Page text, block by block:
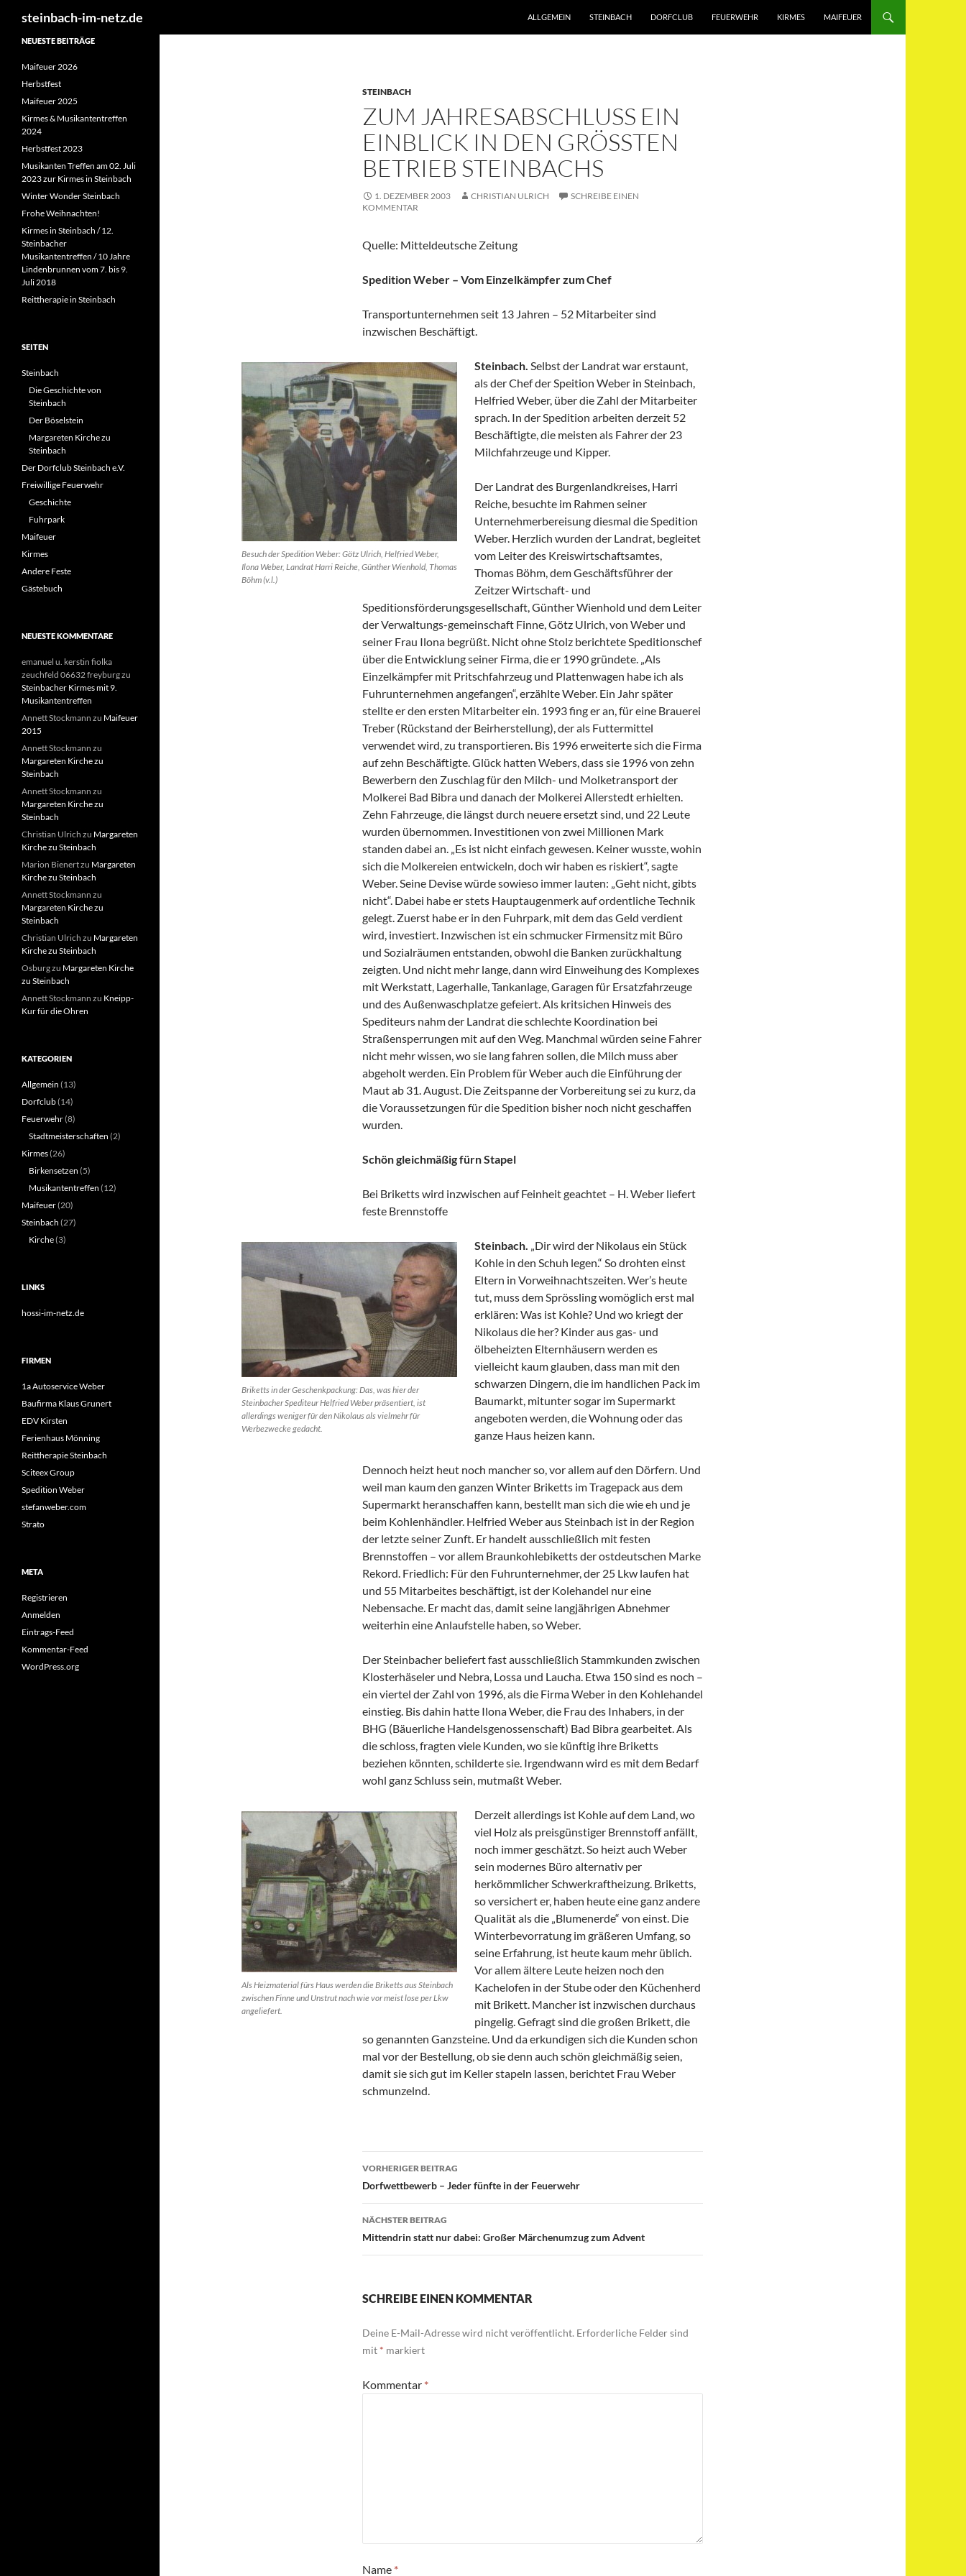
steinbach-im-netz.de
ALLGEMEIN
STEINBACH DORFCLUB FEUERWEHR KIRMES MAIFEUER
STEINBACH
ZUM JAHRESABSCHLUSS EIN E
INBLICK IN DEN GRÖSSTEN BE
TRIEB STEINBACHS
1. DEZEMBER 2003 CHRISTIAN ULRICH
SCHREIBE EINEN
KOMMENTAR
Quelle: Mitteldeutsche Zeitung
Spedition Weber – Vom Einzelkämpfer zum Chef
Transportunternehmen seit 13 Jahren – 52 Mitarbeiter sind
inzwischen Beschäftigt.
Besuch der Spedition Weber: Götz Ulrich, Helfried Weber,
Ilona Weber, Landrat Harri Reiche, Günther Wienhold, Thomas
Böhm (v.l.)
Steinbach. Selbst der Landrat war erstaunt,
als der Chef der Speition Weber in Steinbach,
Helfried Weber, über die Zahl der Mitarbeiter
sprach. In der Spedition arbeiten derzeit 52
Beschäftigte, die meisten als Fahrer der 23
Milchfahrzeuge und Kipper.
Der Landrat des Burgenlandkreises, Harri
Reiche, besuchte im Rahmen seiner
Unternehmerbereisung diesmal die Spedition
Weber. Herzlich wurden der Landrat, begleitet
vom Leiter des Kreiswirtschaftsamtes,
Thomas Böhm, dem Geschäftsführer der
Zeitzer Wirtschaft- und
Speditionsförderungsgesellschaft, Günther Wienhold und dem Leiter
der Verwaltungs-gemeinschaft Finne, Götz Ulrich, von Weber und
seiner Frau Ilona begrüßt. Nicht ohne Stolz berichtete Speditionschef
über die Entwicklung seiner Firma, die er 1990 gründete. „Als
Einzelkämpfer mit Pritschfahrzeug und Plattenwagen habe ich als
Fuhrunternehmen angefangen“, erzählte Weber. Ein Jahr später
stellte er den ersten Mitarbeiter ein. 1993 fing er an, für eine Brauerei
Treber (Rückstand der Beirherstellung), der als Futtermittel
verwendet wird, zu transportieren. Bis 1996 erweiterte sich die Firma
auf zehn Beschäftigte. Glück hatten Webers, dass sie 1996 von zehn
Bewerbern den Zuschlag für den Milch- und Molketransport der
Molkerei Bad Bibra und danach der Molkerei Allerstedt erhielten.
Zehn Fahrzeuge, die längst durch neuere ersetzt sind, und 22 Leute
wurden übernommen. Investitionen von zwei Millionen Mark
standen dabei an. „Es ist nicht einfach gewesen. Keiner wusste, wohin
sich die Molkereien entwickeln, doch wir haben es riskiert“, sagte
Weber. Seine Devise würde sowieso immer lauten: „Geht nicht, gibts
nicht“. Dabei habe er stets Hauptaugenmerk auf ordentliche Technik
gelegt. Zuerst habe er in den Fuhrpark, mit dem das Geld verdient
wird, investiert. Inzwischen ist ein schmucker Firmensitz mit Büro
und Sozialräumen entstanden, obwohl die Banken zurückhaltung
zeigten. Und nicht mehr lange, dann wird Einweihung des Komplexes
mit Werkstatt, Lagerhalle, Tankanlage, Garagen für Ersatzfahrzeuge
und des Außenwaschplatze gefeiert. Als kritsichen Hinweis des
Spediteurs nahm der Landrat die schlechte Koordination bei
Straßensperrungen mit auf den Weg. Manchmal würden seine Fahrer
nicht mehr wissen, wo sie lang fahren sollen, die Milch muss aber
abgeholt werden. Ein Problem für Weber auch die Einführung der
Maut ab 31. August. Die Zeitspanne der Vorbereitung sei zu kurz, da
die Voraussetzungen für die Spedition bisher noch nicht geschaffen
wurden.
Schön gleichmäßig fürn Stapel
Bei Briketts wird inzwischen auf Feinheit geachtet – H. Weber liefert
feste Brennstoffe
Briketts in der Geschenkpackung: Das, was hier der
Steinbacher Spediteur Helfried Weber präsentiert, ist
allerdings weniger für den Nikolaus als vielmehr für
Werbezwecke gedacht.
Steinbach. „Dir wird der Nikolaus ein Stück
Kohle in den Schuh legen.“ So drohten einst
Eltern in Vorweihnachtszeiten. Wer’s heute
tut, muss dem Sprössling womöglich erst mal
erklären: Was ist Kohle? Und wo kriegt der
Nikolaus die her? Kinder aus gas- und
ölbeheizten Elternhäusern werden es
vielleicht kaum glauben, dass man mit den
schwarzen Dingern, die im handlichen Pack im
Baumarkt, mitunter sogar im Supermarkt
angeboten werden, die Wohnung oder das
ganze Haus heizen kann.
Dennoch heizt heut noch mancher so, vor allem auf den Dörfern. Und
weil man kaum den ganzen Winter Briketts im Tragepack aus dem
Supermarkt heranschaffen kann, bestellt man sich die wie eh und je
beim Kohlenhändler. Helfried Weber aus Steinbach ist in der Region
der letzte seiner Zunft. Er handelt ausschließlich mit festen
Brennstoffen – vor allem Braunkohlebiketts der ostdeutschen Marke
Rekord. Friedlich: Für den Fuhrunternehmer, der 25 Lkw laufen hat
und 55 Mitarbeites beschäftigt, ist der Kolehandel nur eine
Nebensache. Er macht das, damit seine langjährigen Abnehmer
weiterhin eine Anlaufstelle haben, so Weber.
Der Steinbacher beliefert fast ausschließlich Stammkunden zwischen
Klosterhäseler und Nebra, Lossa und Laucha. Etwa 150 sind es noch –
ein viertel der Zahl von 1996, als die Firma Weber in den Kohlehandel
einstieg. Bis dahin hatte Ilona Weber, die Frau des Inhabers, in der
BHG (Bäuerliche Handelsgenossenschaft) Bad Bibra gearbeitet. Als
die schloss, fragten viele Kunden, wo sie künftig ihre Briketts
beziehen könnten, schilderte sie. Irgendwann wird es mit dem Bedarf
wohl ganz Schluss sein, mutmaßt Weber.
Als Heizmaterial fürs Haus werden die Briketts aus Steinbach
zwischen Finne und Unstrut nach wie vor meist lose per Lkw
angeliefert.
Derzeit allerdings ist Kohle auf dem Land, wo
viel Holz als preisgünstiger Brennstoff anfällt,
noch immer geschätzt. So heizt auch Weber
sein modernes Büro alternativ per
herkömmlicher Schwerkraftheizung. Briketts,
so versichert er, haben heute eine ganz andere
Qualität als die „Blumenerde“ von einst. Die
Winterbevorratung im gräßeren Umfang, so
seine Erfahrung, ist heute kaum mehr üblich.
Vor allem ältere Leute heizen noch den
Kachelofen in der Stube oder den Küchenherd
mit Brikett. Mancher ist inzwischen durchaus
pingelig. Gefragt sind die großen Brikett, die
so genannten Ganzsteine. Und da erkundigen sich die Kunden schon
mal vor der Bestellung, ob sie denn auch schön gleichmäßig seien,
damit sie sich gut im Keller stapeln lassen, berichtet Frau Weber
schmunzelnd.
Beitrags-
Navigation
VORHERIGER BEITRAG
Dorfwettbewerb – Jeder fünfte in der Feuerwehr
NÄCHSTER BEITRAG
Mittendrin statt nur dabei: Großer Märchenumzug zum Advent
SCHREIBE EINEN KOMMENTAR
Deine E-Mail-Adresse wird nicht veröffentlicht. Erforderliche Felder sind
mit * markiert
Kommentar *
Name *
NEUESTE BEITRÄGE
Maifeuer 2026
Herbstfest
Maifeuer 2025
Kirmes & Musikantentreffen
2024
Herbstfest 2023
Musikanten Treffen am 02. Juli
2023 zur Kirmes in Steinbach
Winter Wonder Steinbach
Frohe Weihnachten!
Kirmes in Steinbach / 12.
Steinbacher
Musikantentreffen / 10 Jahre
Lindenbrunnen vom 7. bis 9.
Juli 2018
Reittherapie in Steinbach
SEITEN
Steinbach
Die Geschichte von
Steinbach
Der Böselstein
Margareten Kirche zu
Steinbach
Der Dorfclub Steinbach e.V.
Freiwillige Feuerwehr
Geschichte
Fuhrpark
Maifeuer
Kirmes
Andere Feste
Gästebuch
NEUESTE KOMMENTARE
emanuel u. kerstin fiolka
zeuchfeld 06632 freyburgzu
Steinbacher Kirmes mit 9.
Musikantentreffen
Annett Stockmann zu Maifeuer
2015
Annett Stockmann zu
Margareten Kirche zu
Steinbach
Annett Stockmann zu
Margareten Kirche zu
Steinbach
Christian Ulrich zu Margareten
Kirche zu Steinbach
Marion Bienertzu Margareten
Kirche zu Steinbach
Annett Stockmann zu
Margareten Kirche zu
Steinbach
Christian Ulrich zu Margareten
Kirche zu Steinbach
Osburgzu Margareten Kirche
zu Steinbach
Annett Stockmann zu Kneipp-
Kur für die Ohren
KATEGORIEN
Allgemein (13)
Dorfclub(14)
Feuerwehr(8)
Stadtmeisterschaften (2)
Kirmes(26)
Birkensetzen (5)
Musikantentreffen (12)
Maifeuer(20)
Steinbach (27)
Kirche(3)
LINKS
hossi-im-netz.de
FIRMEN
1a Autoservice Weber
Baufirma Klaus Grunert
EDV Kirsten
Ferienhaus Mönning
Reittherapie Steinbach
Sciteex Group
Spedition Weber
stefanweber.com
Strato
META
Registrieren
Anmelden
Eintrags-Feed
Kommentar-Feed
WordPress.org